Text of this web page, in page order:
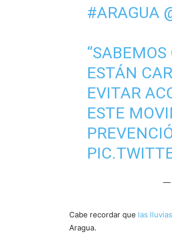
#ARAGUA
ESTÁN
EVITAR
ESTE
—
Cabe recordar que las
Aragua.